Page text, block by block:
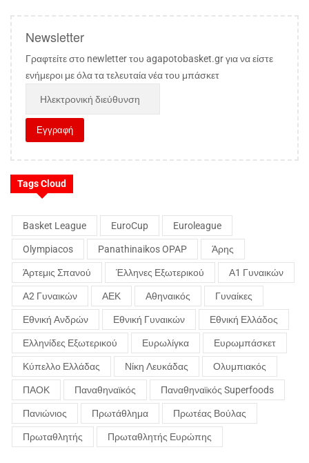
Newsletter
Γραφτείτε στο newletter του agapotobasket.gr για να είστε
ενήμεροι με όλα τα τελευταία νέα του μπάσκετ
Tags Cloud
Basket League EuroCup Euroleague
Olympiacos Panathinaikos OPAP Άρης
Άρτεμις Σπανού Έλληνες Εξωτερικού Α1 Γυναικών
Α2 Γυναικών ΑΕΚ Αθηναικός Γυναίκες
Εθνική Ανδρών Εθνική Γυναικών Εθνική Ελλάδος
Ελληνίδες Εξωτερικού Ευρωλίγκα Ευρωμπάσκετ
Κύπελλο Ελλάδας Νίκη Λευκάδας Ολυμπιακός
ΠΑΟΚ Παναθηναϊκός Παναθηναϊκός Superfoods
Πανιώνιος Πρωτάθλημα Πρωτέας Βούλας
Πρωταθλητής Πρωταθλητής Ευρώπης